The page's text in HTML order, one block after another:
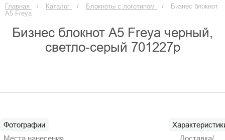
Главная / Каталог / Блокноты с логотипом /
Бизнес блокнот
А5 Freya
Бизнес блокнот А5 Freya черный,
светло-серый 701227p
Фотографии
Места нанесения
Доставка/